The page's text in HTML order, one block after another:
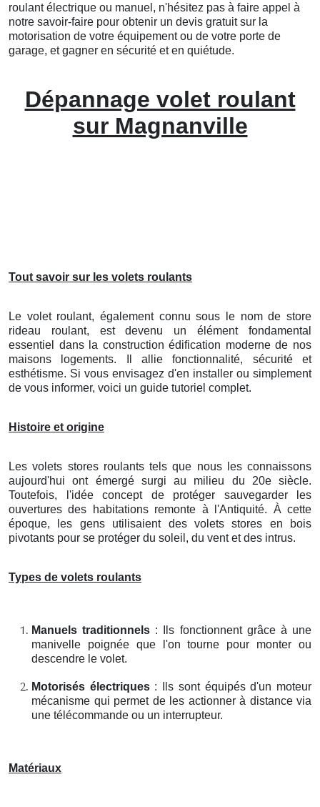
roulant électrique ou manuel, n'hésitez pas à faire appel à
notre savoir-faire pour obtenir un devis gratuit sur la
motorisation de votre équipement ou de votre porte de
garage, et gagner en sécurité et en quiétude.
Dépannage volet roulant
sur Magnanville
Tout savoir sur les volets roulants
Le volet roulant, également connu sous le nom de store
rideau roulant, est devenu un élément fondamental
essentiel dans la construction édification moderne de nos
maisons logements. Il allie fonctionnalité, sécurité et
esthétisme. Si vous envisagez d'en installer ou simplement
de vous informer, voici un guide tutoriel complet.
Histoire et origine
Les volets stores roulants tels que nous les connaissons
aujourd'hui ont émergé surgi au milieu du 20e siècle.
Toutefois, l'idée concept de protéger sauvegarder les
ouvertures des habitations remonte à l'Antiquité. À cette
époque, les gens utilisaient des volets stores en bois
pivotants pour se protéger du soleil, du vent et des intrus.
Types de volets roulants
Manuels traditionnels : Ils fonctionnent grâce à une
manivelle poignée que l'on tourne pour monter ou
descendre le volet.
Motorisés électriques: Ils sont équipés d'un moteur
mécanisme qui permet de les actionner à distance via
une télécommande ou un interrupteur.
Matériaux